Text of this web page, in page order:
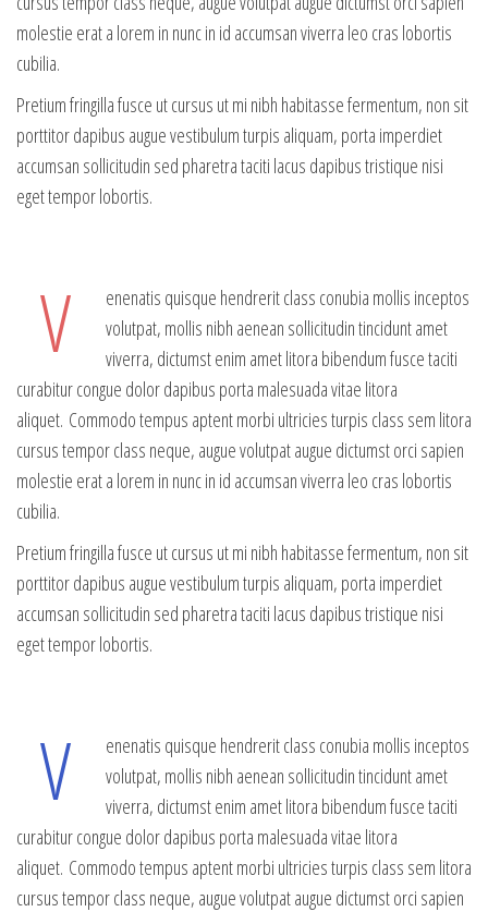
molestie erat a lorem in nunc in id accumsan viverra leo cras lobortis
cubilia.
Pretium fringilla fusce ut cursus ut mi nibh habitasse fermentum, non sit
porttitor dapibus augue vestibulum turpis aliquam, porta imperdiet
accumsan sollicitudin sed pharetra taciti lacus dapibus tristique nisi
eget tempor lobortis.
V
enenatis quisque hendrerit class conubia mollis inceptos
volutpat, mollis nibh aenean sollicitudin tincidunt amet
viverra, dictumst enim amet litora bibendum fusce taciti
curabitur congue dolor dapibus porta malesuada vitae litora
aliquet. Commodo tempus aptent morbi ultricies turpis class sem litora
cursus tempor class neque, augue volutpat augue dictumst orci sapien
molestie erat a lorem in nunc in id accumsan viverra leo cras lobortis
cubilia.
Pretium fringilla fusce ut cursus ut mi nibh habitasse fermentum, non sit
porttitor dapibus augue vestibulum turpis aliquam, porta imperdiet
accumsan sollicitudin sed pharetra taciti lacus dapibus tristique nisi
eget tempor lobortis.
V
enenatis quisque hendrerit class conubia mollis inceptos
volutpat, mollis nibh aenean sollicitudin tincidunt amet
viverra, dictumst enim amet litora bibendum fusce taciti
curabitur congue dolor dapibus porta malesuada vitae litora
aliquet. Commodo tempus aptent morbi ultricies turpis class sem litora
cursus tempor class neque, augue volutpat augue dictumst orci sapien